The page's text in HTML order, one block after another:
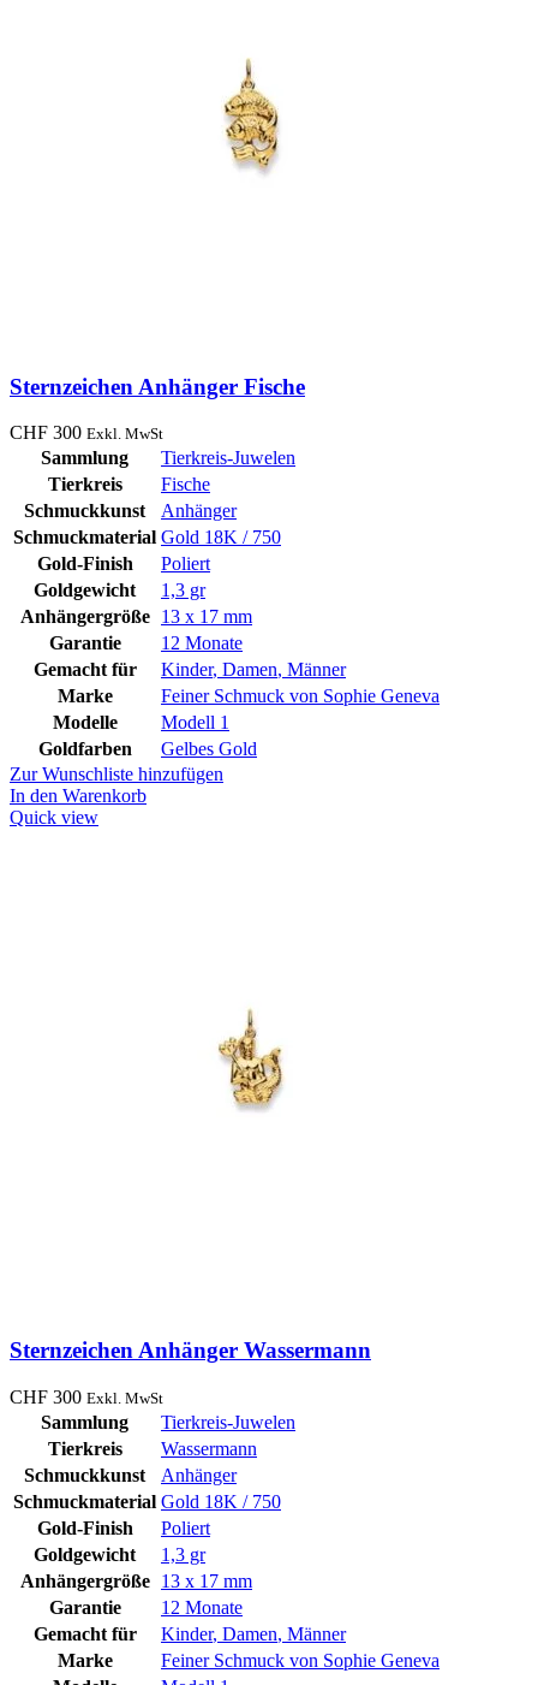
Sternzeichen Anhänger Fische
CHF 300 Exkl. MwSt
Sammlung
Tierkreis-Juwelen
Tierkreis
Fische
Schmuckkunst
Anhänger
Schmuckmaterial Gold 18K / 750
Gold-Finish
Poliert
Goldgewicht
1,3 gr
Anhängergröße
13 x 17 mm
Garantie
12 Monate
Gemacht für
Kinder, Damen, Männer
Marke
Feiner Schmuck von Sophie Geneva
Modelle
Modell 1
Goldfarben
Gelbes Gold
Zur Wunschliste hinzufügen
In den Warenkorb
Quick view
Sternzeichen Anhänger Wassermann
CHF 300 Exkl. MwSt
Sammlung
Tierkreis-Juwelen
Tierkreis
Wassermann
Schmuckkunst
Anhänger
Schmuckmaterial Gold 18K / 750
Gold-Finish
Poliert
Goldgewicht
1,3 gr
Anhängergröße
13 x 17 mm
Garantie
12 Monate
Gemacht für
Kinder, Damen, Männer
Marke
Feiner Schmuck von Sophie Geneva